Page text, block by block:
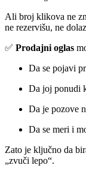
Ali broj klikova ne
ne rezervišu, ne
✅ Prodajni oglas
Da se pojavi
Da joj ponudi
Da je pozove
Da se meri i
Zato je ključno da
„zvuči lepo“.